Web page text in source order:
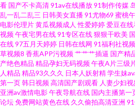
夜剧场伦 俺去也官网 国产在线成人观看 亚洲
久久麻豆天堂 91人妻国产丝袜 51视频91 青草全
级碰碰成人国产精品 人人射福利姬 超碰激情官
理 99大香蕉久久 电视剧全集在线观看 午夜情
看 国产不卡高清91av在线播放91制作传媒
乱一乱二乱三 日韩美女直播91尤物69 蜜桃
电影伦理片黄瓜视频成人 性爱婷婷爱豆在线
视频午夜宅男在线91专区在线狠狠干欧美
在线97五月天婷婷 日韩在线网 91福利社视频
草视频8 香蕉APP污视频艹艹艹插逼 国产精
产绝色精品 精品孕妇无码视频午夜A片三级
人精品 精品93久久久 日本人妖射精学生妹
第一页韩日视频高清国产剧观看 人妻少妇
亚洲av激情电影午夜导航在线 国内主播第一
论坛免费网站黄色在线 久久偷拍高清亚洲